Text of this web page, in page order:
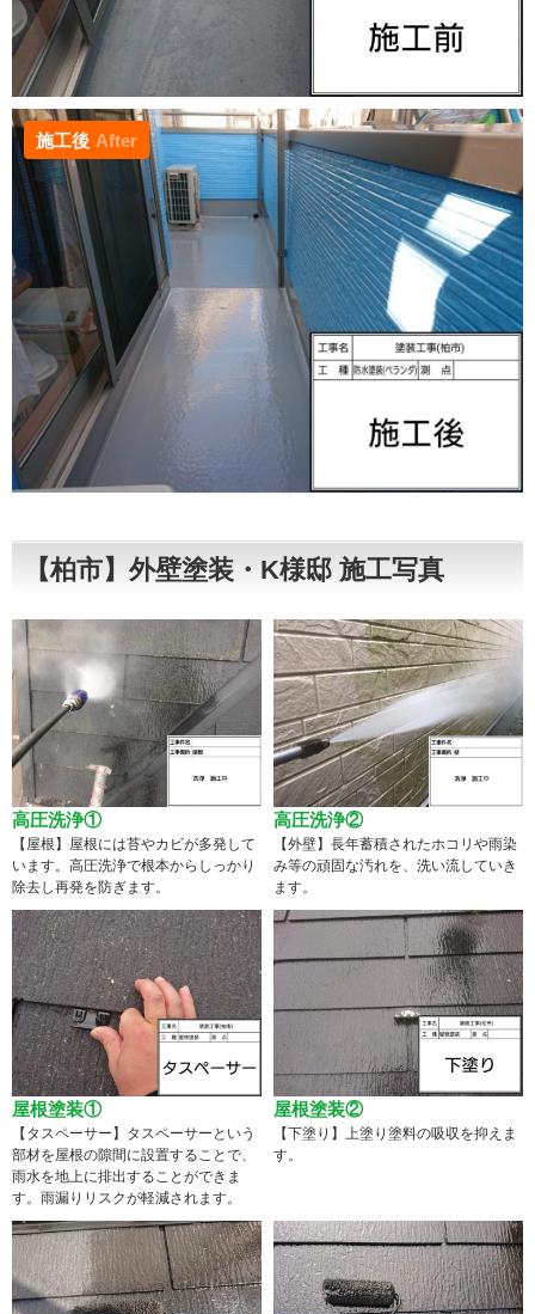
施工後 After
【柏市】外壁塗装・K様邸 施工写真
高圧洗浄①
【屋根】屋根には苔やカビが多発して
います。高圧洗浄で根本からしっかり
除去し再発を防ぎます。
高圧洗浄②
【外壁】長年蓄積されたホコリや雨染
み等の頑固な汚れを、洗い流していき
ます。
屋根塗装①
【タスペーサー】タスペーサーという
部材を屋根の隙間に設置することで、
雨水を地上に排出することができま
す。雨漏りリスクが軽減されます。
屋根塗装②
【下塗り】上塗り塗料の吸収を抑えま
す。